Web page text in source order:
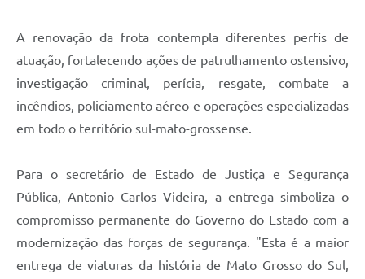
A renovação da frota contempla diferentes perfis de
atuação, fortalecendo ações de patrulhamento ostensivo,
investigação criminal, perícia, resgate, combate a
incêndios, policiamento aéreo e operações especializadas
em todo o território sul-mato-grossense.
Para o secretário de Estado de Justiça e Segurança
Pública, Antonio Carlos Videira, a entrega simboliza o
compromisso permanente do Governo do Estado com a
modernização das forças de segurança. "Esta é a maior
entrega de viaturas da história de Mato Grosso do Sul,